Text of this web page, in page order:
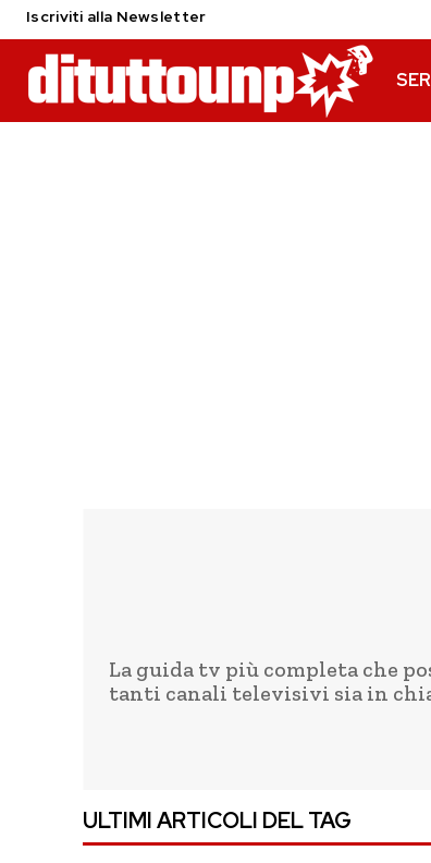
Iscriviti alla Newsletter
La guida tv più completa che
tanti canali televisivi sia in
ULTIMI ARTICOLI DEL TAG